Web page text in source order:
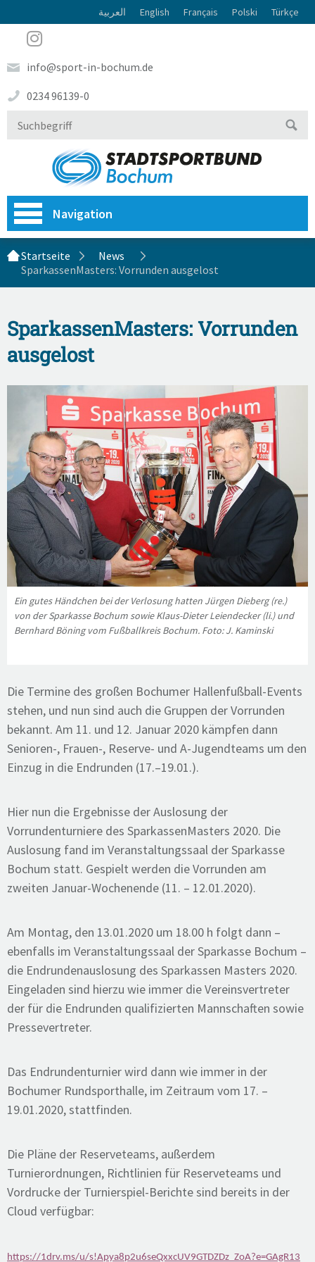
العربية English Français Polski Türkçe
info@sport-in-bochum.de
0234 96139-0
Navigation
Startseite
News
SparkassenMasters: Vorrunden ausgelost
SparkassenMasters: Vorrunden
ausgelost
Ein gutes Händchen bei der Verlosung hatten Jürgen Dieberg (re.)
von der Sparkasse Bochum sowie Klaus-Dieter Leiendecker (li.) und
Bernhard Böning vom Fußballkreis Bochum. Foto: J. Kaminski
Die Termine des großen Bochumer Hallenfußball-Events
stehen, und nun sind auch die Gruppen der Vorrunden
bekannt. Am 11. und 12. Januar 2020 kämpfen dann
Senioren-, Frauen-, Reserve- und A-Jugendteams um den
Einzug in die Endrunden (17.–19.01.).
Hier nun die Ergebnisse der Auslosung der
Vorrundenturniere des SparkassenMasters 2020. Die
Auslosung fand im Veranstaltungssaal der Sparkasse
Bochum statt. Gespielt werden die Vorrunden am
zweiten Januar-Wochenende (11. – 12.01.2020).
Am Montag, den 13.01.2020 um 18.00 h folgt dann –
ebenfalls im Veranstaltungssaal der Sparkasse Bochum –
die Endrundenauslosung des Sparkassen Masters 2020.
Eingeladen sind hierzu wie immer die Vereinsvertreter
der für die Endrunden qualifizierten Mannschaften sowie
Pressevertreter.
Das Endrundenturnier wird dann wie immer in der
Bochumer Rundsporthalle, im Zeitraum vom 17. –
19.01.2020, stattfinden.
Die Pläne der Reserveteams, außerdem
Turnierordnungen, Richtlinien für Reserveteams und
Vordrucke der Turnierspiel-Berichte sind bereits in der
Cloud verfügbar:
https://1drv.ms/u/s!Apya8p2u6seQxxcUV9GTDZDz_ZoA?e=GAgR13